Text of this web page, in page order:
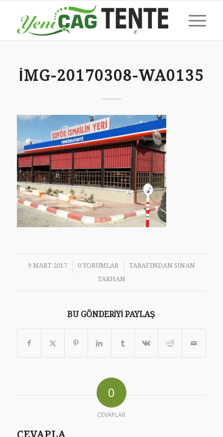
IMG-20170308-WA0135
9 MART 2017
/ 0 YORUMLAR
/ TARAFINDAN SINAN
TARHAN
BU GÖNDERIYI PAYLAŞ
0
CEVAPLAR
CEVAPLA